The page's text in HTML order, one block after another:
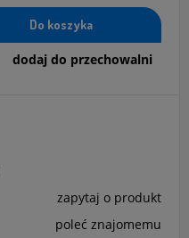
Do koszyka
dodaj do przechowalni
zapytaj o produkt
poleć znajomemu